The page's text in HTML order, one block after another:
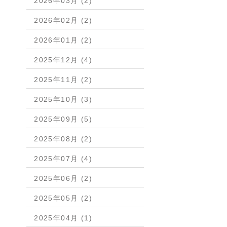
2026年02月 (2)
2026年01月 (2)
2025年12月 (4)
2025年11月 (2)
2025年10月 (3)
2025年09月 (5)
2025年08月 (2)
2025年07月 (4)
2025年06月 (2)
2025年05月 (2)
2025年04月 (1)